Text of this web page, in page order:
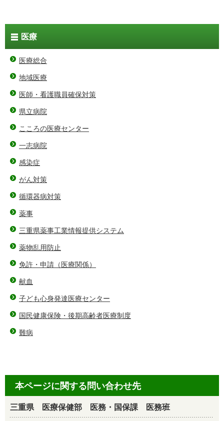
医療
医療総合
地域医療
医師・看護職員確保対策
県立病院
こころの医療センター
一志病院
感染症
がん対策
循環器病対策
薬事
三重県薬事工業情報提供システム
薬物乱用防止
免許・申請（医療関係）
献血
子ども心身発達医療センター
国民健康保険・後期高齢者医療制度
難病
本ページに関する問い合わせ先
三重県 医療保健部 医務・国保課 医務班